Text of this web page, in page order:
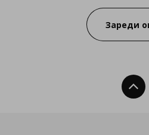
Зареди